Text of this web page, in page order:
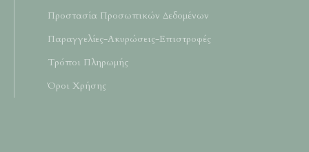
Προστασία Προσωπικών Δεδομένων
Παραγγελίες-Ακυρώσεις-Επιστροφές
Τρόποι Πληρωμής
Όροι Χρήσης